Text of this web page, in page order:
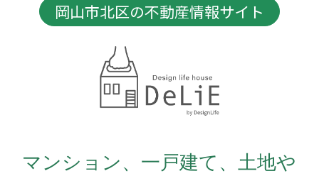
岡山市北区の不動産情報サイト
マンション、一戸建て、土地や